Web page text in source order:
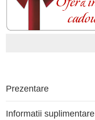
Prezentare
Informatii suplimentare